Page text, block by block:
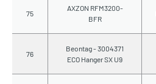
75
AXZON RFM3200-
BFR
76
Beontag - 3004371
ECO Hanger SX U9